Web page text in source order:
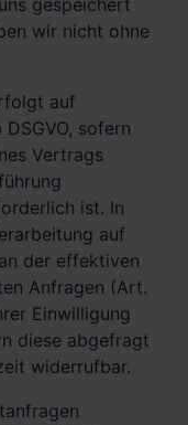
gespeichert
wir nicht ohne
auf
sofern
Vertrags
ist. In
auf
der effektiven
Anfragen (Art.
Einwilligung
diese abgefragt
widerrufbar.